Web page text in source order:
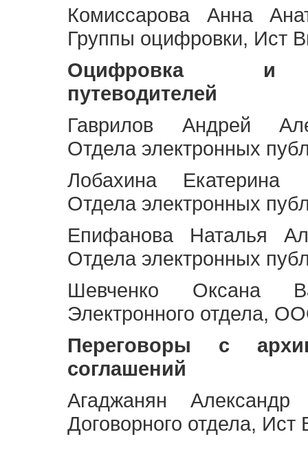
Комиссарова Анна
Группы оцифровки, Ист
Оцифровка и
путеводителей
Гаврилов Андрей
Отдела электронных
Лобахина Екатерина
Отдела электронных
Епифанова Наталья
Отдела электронных
Шевченко Оксана
Электронного отдела,
Переговоры с
соглашений
Агаджанян Александр
Договорного отдела,